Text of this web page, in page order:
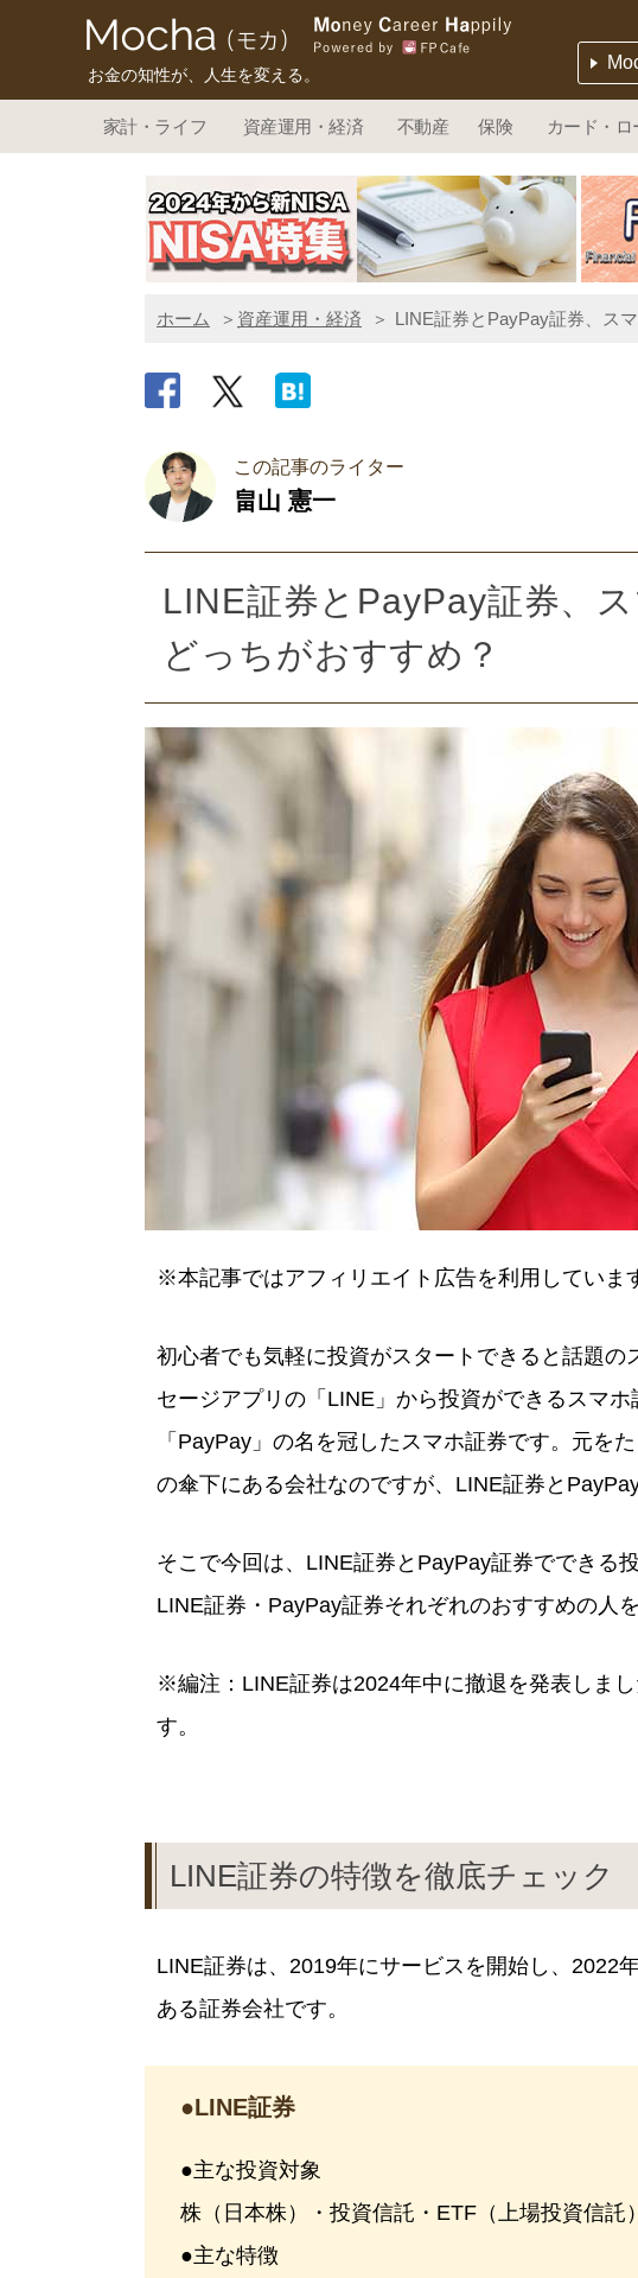
お金の知性が、人生を変える。
家計・ライフ 資産運用・経済 不動産 保険 カード・ロ
ホーム 資産運用・経済 LINE証券とPayPay証券、ス
この記事のライター
畠山 憲一
LINE証券とPayPay証券、
どっちがおすすめ？
※本記事ではアフィリエイト広告を利用していま
初心者でも気軽に投資がスタートできると話題の
セージアプリの「LINE」から投資ができるスマ
「PayPay」の名を冠したスマホ証券です。元を
の傘下にある会社なのですが、LINE証券と
そこで今回は、LINE証券とPayPay証券でできる
LINE証券・PayPay証券それぞれのおすすめの人を
※編注：LINE証券は2024年中に撤退を発表しま
す。
LINE証券の特徴を徹底チェック
LINE証券は、2019年にサービスを開始し、2022
ある証券会社です。
●LINE証券
●主な投資対象
株（日本株）・投資信託・ETF（上場投資信託
●主な特徴